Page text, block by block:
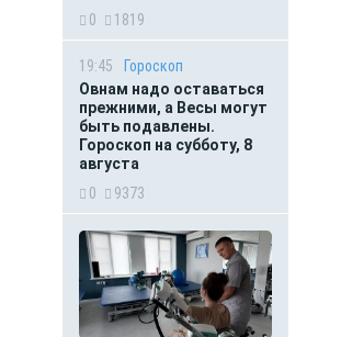
0
1819
19:45
Гороскоп
Овнам надо оставаться
прежними, а Весы могут
быть подавлены.
Гороскоп на субботу, 8
августа
0
9373